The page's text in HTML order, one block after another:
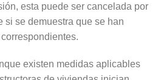
esta puede ser cancelada por
si se demuestra que se han
existen medidas aplicables